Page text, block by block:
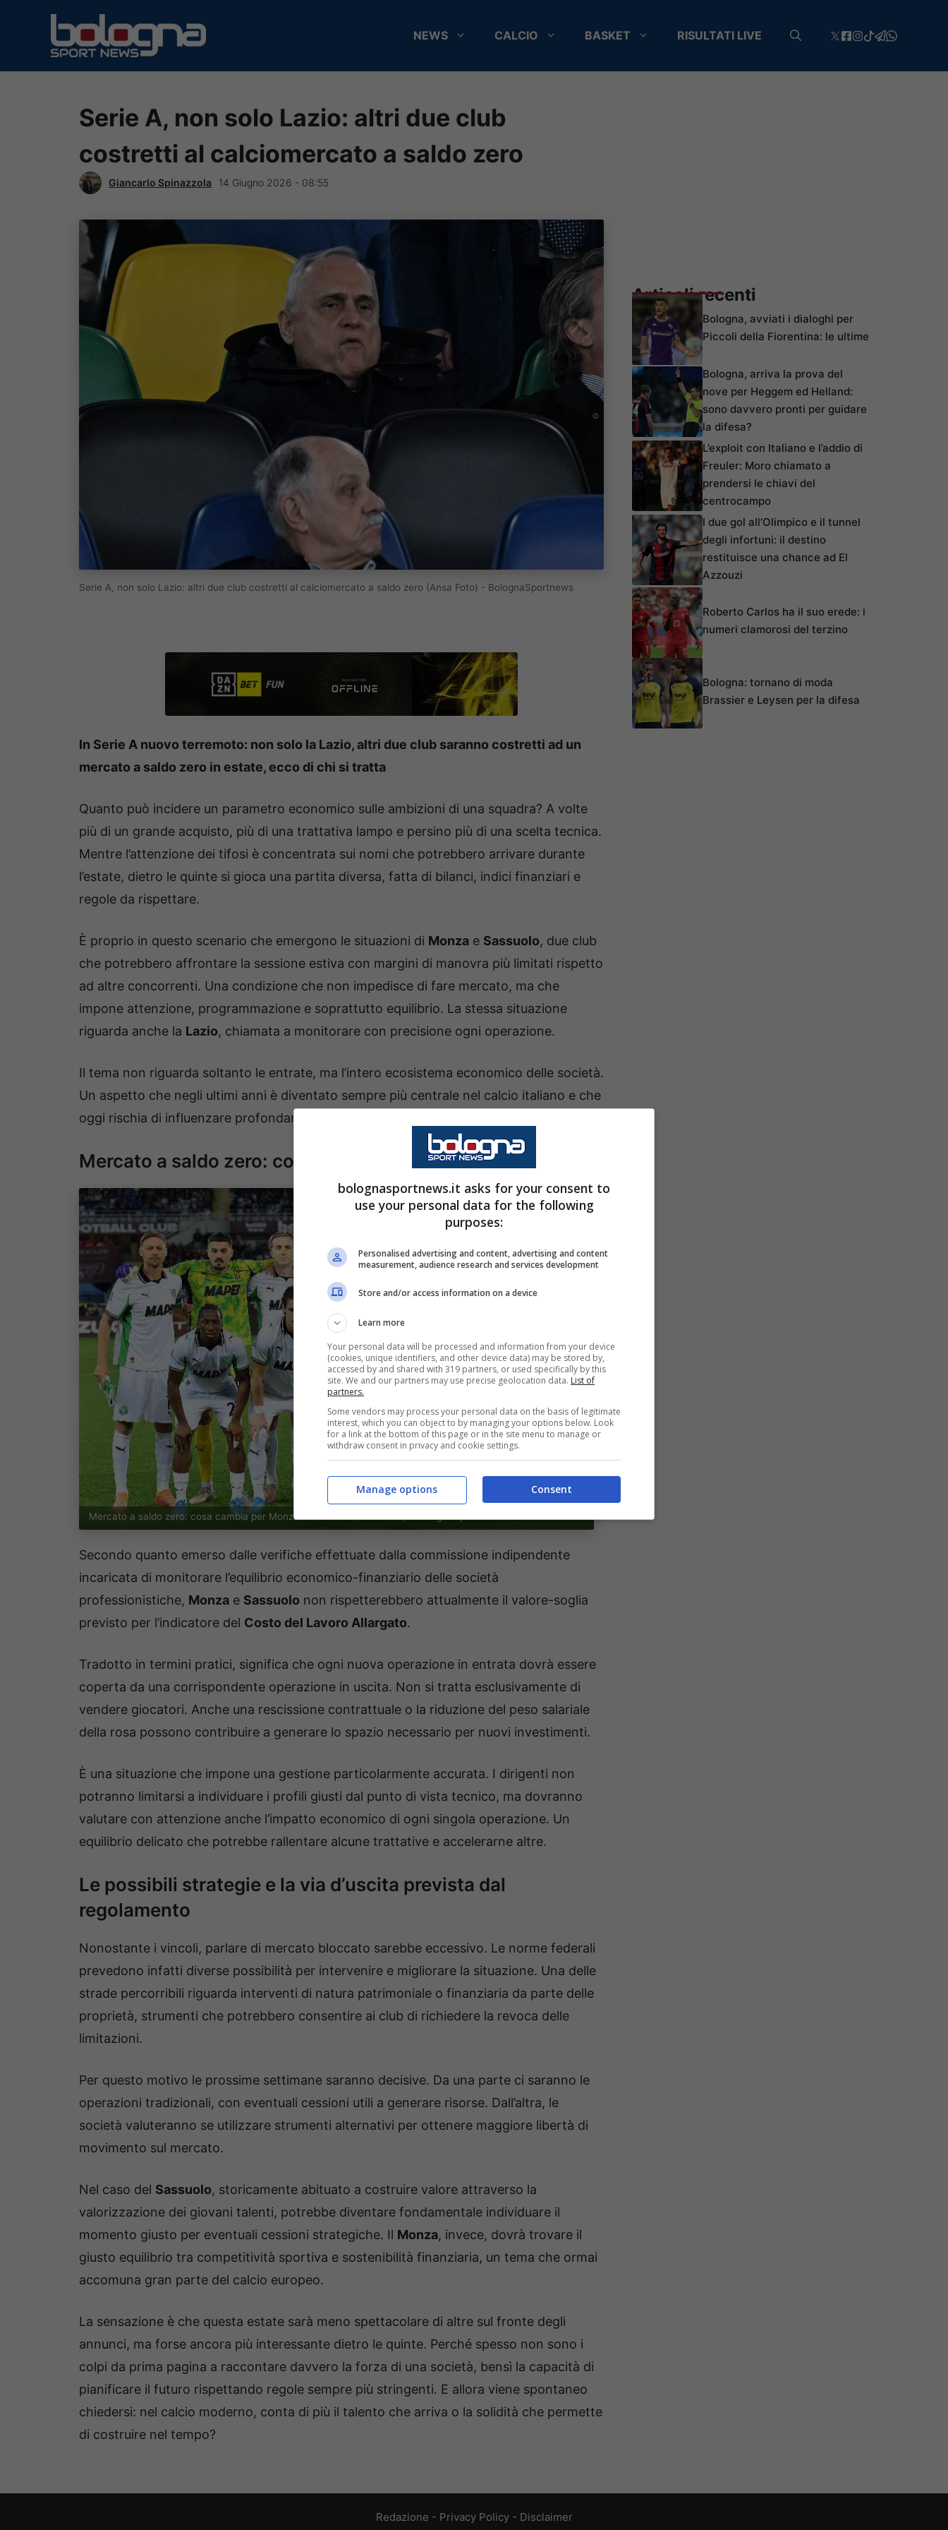
contenuto
NEWS CALCIO BASKET RISULTATI LIVE
Serie A, non solo Lazio: altri due club
costretti al calciomercato a saldo zero
Giancarlo Spinazzola 14 Giugno 2026 - 08:55
Serie A, non solo Lazio: altri due club costretti al calciomercato a saldo zero (Ansa Foto) - BolognaSportnews
In Serie A nuovo terremoto: non solo la Lazio, altri due club saranno costretti ad un
mercato a saldo zero in estate, ecco di chi si tratta
Quanto può incidere un parametro economico sulle ambizioni di una squadra? A volte
più di un grande acquisto, più di una trattativa lampo e persino più di una scelta tecnica.
Mentre l’attenzione dei tifosi è concentrata sui nomi che potrebbero arrivare durante
l’estate, dietro le quinte si gioca una partita diversa, fatta di bilanci, indici finanziari e
regole da rispettare.
È proprio in questo scenario che emergono le situazioni di Monza e Sassuolo, due club
che potrebbero affrontare la sessione estiva con margini di manovra più limitati rispetto
ad altre concorrenti. Una condizione che non impedisce di fare mercato, ma che
impone attenzione, programmazione e soprattutto equilibrio. La stessa situazione
riguarda anche la Lazio, chiamata a monitorare con precisione ogni operazione.
Il tema non riguarda soltanto le entrate, ma l’intero ecosistema economico delle società.
Un aspetto che negli ultimi anni è diventato sempre più centrale nel calcio italiano e che
oggi rischia di influenzare profondamente le strategie dei club coinvolti.
Mercato a saldo zero: cosa cambia per Monza e Sassuolo
Mercato a saldo zero: cosa cambia per Monza e Sassuolo (Ansa Foto) – BolognaSportnews
Secondo quanto emerso dalle verifiche effettuate dalla commissione indipendente
incaricata di monitorare l’equilibrio economico-finanziario delle società
professionistiche, Monza e Sassuolo non rispetterebbero attualmente il valore-soglia
previsto per l’indicatore del Costo del Lavoro Allargato.
Tradotto in termini pratici, significa che ogni nuova operazione in entrata dovrà essere
coperta da una corrispondente operazione in uscita. Non si tratta esclusivamente di
vendere giocatori. Anche una rescissione contrattuale o la riduzione del peso salariale
della rosa possono contribuire a generare lo spazio necessario per nuovi investimenti.
È una situazione che impone una gestione particolarmente accurata. I dirigenti non
potranno limitarsi a individuare i profili giusti dal punto di vista tecnico, ma dovranno
valutare con attenzione anche l’impatto economico di ogni singola operazione. Un
equilibrio delicato che potrebbe rallentare alcune trattative e accelerarne altre.
Le possibili strategie e la via d’uscita prevista dal
regolamento
Nonostante i vincoli, parlare di mercato bloccato sarebbe eccessivo. Le norme federali
prevedono infatti diverse possibilità per intervenire e migliorare la situazione. Una delle
strade percorribili riguarda interventi di natura patrimoniale o finanziaria da parte delle
proprietà, strumenti che potrebbero consentire ai club di richiedere la revoca delle
limitazioni.
Per questo motivo le prossime settimane saranno decisive. Da una parte ci saranno le
operazioni tradizionali, con eventuali cessioni utili a generare risorse. Dall’altra, le
società valuteranno se utilizzare strumenti alternativi per ottenere maggiore libertà di
movimento sul mercato.
Nel caso del Sassuolo, storicamente abituato a costruire valore attraverso la
valorizzazione dei giovani talenti, potrebbe diventare fondamentale individuare il
momento giusto per eventuali cessioni strategiche. Il Monza, invece, dovrà trovare il
giusto equilibrio tra competitività sportiva e sostenibilità finanziaria, un tema che ormai
accomuna gran parte del calcio europeo.
La sensazione è che questa estate sarà meno spettacolare di altre sul fronte degli
annunci, ma forse ancora più interessante dietro le quinte. Perché spesso non sono i
colpi da prima pagina a raccontare davvero la forza di una società, bensì la capacità di
pianificare il futuro rispettando regole sempre più stringenti. E allora viene spontaneo
chiedersi: nel calcio moderno, conta di più il talento che arriva o la solidità che permette
di costruire nel tempo?
Articoli recenti
Bologna, avviati i dialoghi per
Piccoli della Fiorentina: le ultime
Bologna, arriva la prova del
nove per Heggem ed Helland:
sono davvero pronti per guidare
la difesa?
L’exploit con Italiano e l’addio di
Freuler: Moro chiamato a
prendersi le chiavi del
centrocampo
I due gol all’Olimpico e il tunnel
degli infortuni: il destino
restituisce una chance ad El
Azzouzi
Roberto Carlos ha il suo erede: i
numeri clamorosi del terzino
Bologna: tornano di moda
Brassier e Leysen per la difesa
Redazione - Privacy Policy- Disclaimer
bolognasportnews.it asks for your consent to
use your personal data for the following
purposes:
Personalised advertising and content, advertising and content
measurement, audience research and services development
Store and/or access information on a device
Learn more
Your personal data will be processed and information from your device
(cookies, unique identifiers, and other device data) may be stored by,
accessed by and shared with 319 partners, or used specifically by this
site. We and our partners may use precise geolocation data. List of
partners.
Some vendors may process your personal data on the basis of legitimate
interest, which you can object to by managing your options below. Look
for a link at the bottom of this page or in the site menu to manage or
withdraw consent in privacy and cookie settings.
Consent
Manage options